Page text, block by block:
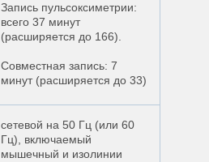
Запись пульсоксиметрии:
всего 37 минут
(расширяется до 166).
Совместная запись: 7
минут (расширяется до 33)
сетевой на 50 Гц (или 60
Гц), включаемый
мышечный и изолинии